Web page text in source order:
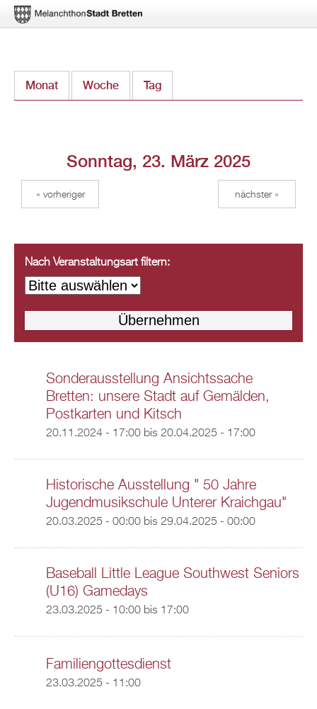
zum
Monat Woche Tag
Sonntag, 23. März 2025
« vorheriger nächster »
Nach Veranstaltungsart filtern:
Sonderausstellung Ansichtssache
Bretten: unsere Stadt auf Gemälden,
Postkarten und Kitsch
20.11.2024 - 17:00bis 20.04.2025 - 17:00
Historische Ausstellung " 50 Jahre
Jugendmusikschule Unterer Kraichgau"
20.03.2025 - 00:00bis 29.04.2025 - 00:00
Baseball Little League Southwest Seniors
(U16) Gamedays
23.03.2025 - 10:00bis 17:00
Familiengottesdienst
23.03.2025 - 11:00